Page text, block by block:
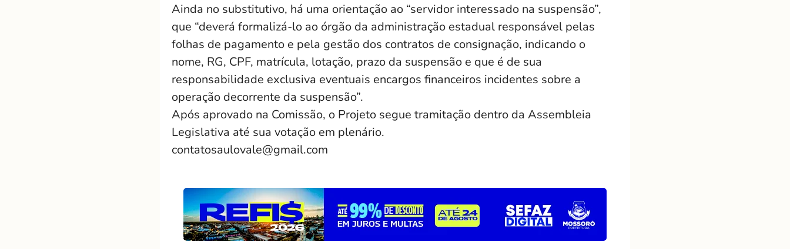
Ainda no substitutivo, há uma orientação ao “servidor interessado na suspensão”,
que “deverá formalizá-lo ao órgão da administração estadual responsável pelas
folhas de pagamento e pela gestão dos contratos de consignação, indicando o
nome, RG, CPF, matrícula, lotação, prazo da suspensão e que é de sua
responsabilidade exclusiva eventuais encargos financeiros incidentes sobre a
operação decorrente da suspensão”.
Após aprovado na Comissão, o Projeto segue tramitação dentro da Assembleia
Legislativa até sua votação em plenário.
contatosaulovale@gmail.com